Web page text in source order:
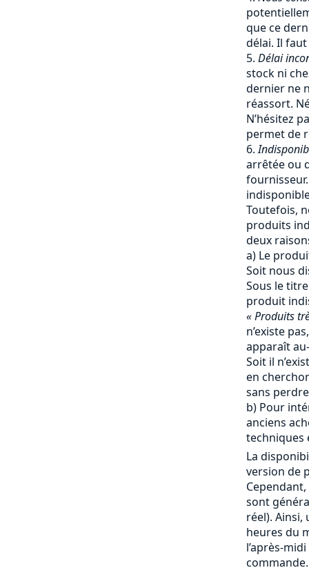
que ce
délai. Il
Délai
stock ni
dernier ne
réassort.
N’hésitez
permet de
arrêtée ou
Toutefois,
produits
deux
a) Le
Soit nous
Sous le
produit
« Produits
n’existe
apparaît
Soit il
en
sans
b) Pour
anciens
techniques
La
version de
sont
réel).
heures du
l’après-